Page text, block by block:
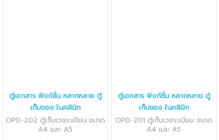
ตู้เอกสาร ฟังก์ชั่น หลากหลาย ตู้
เก็บของ ในคลินิก
OPD-202 ตู้เก็บเวชระเบียน ขนาด
A4 และ A5
ตู้เอกสาร ฟังก์ชั่น หลากหลาย ตู้
เก็บของ ในคลินิก
OPD-201 ตู้เก็บเวชระเบียน ขนาด
A4 และ A5